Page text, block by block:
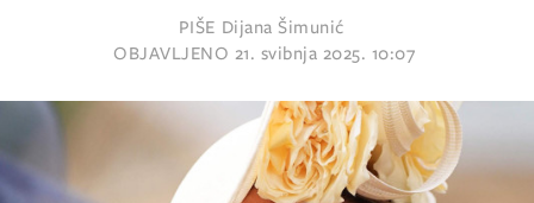
PIŠE Dijana Šimunić
OBJAVLJENO 21. svibnja 2025. 10:07